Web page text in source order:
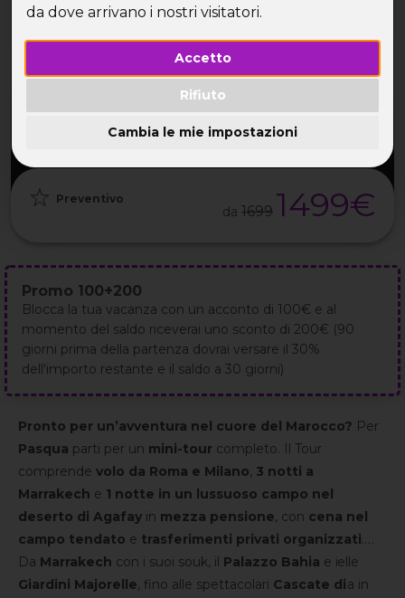
da dove arrivano i nostri visitatori.
Accetto
Rifiuto
Cambia le mie impostazioni
Marrakech, notte nel deserto e le Cascate di
25 Mar
Preventivo
da 1699 1499€
Promo 100+200
Blocca la tua vacanza con un acconto di 100€ e al
momento del saldo riceverai uno sconto di 200€ (90
giorni prima della partenza dovrai versare il 30%
dell'importo restante e il saldo a 30 giorni)
Pronto per un’avventura nel cuore del Marocco? Per
Pasqua parti per un mini-tour completo. Il Tour
comprende volo da Roma e Milano, 3 notti a
Marrakech e 1 notte in un lussuoso campo nel
deserto di Agafay in mezza pensione, con cena nel
campo tendato e trasferimenti privati organizzati.
Scoprirai il Marocco conguida parlante italianonelle
tappe principali e vivrai l’emozione di una passeggiata in
Da Marrakech con i suoi souk, il Palazzo Bahia e i
Giardini Majorelle, fino alle spettacolari Cascate di